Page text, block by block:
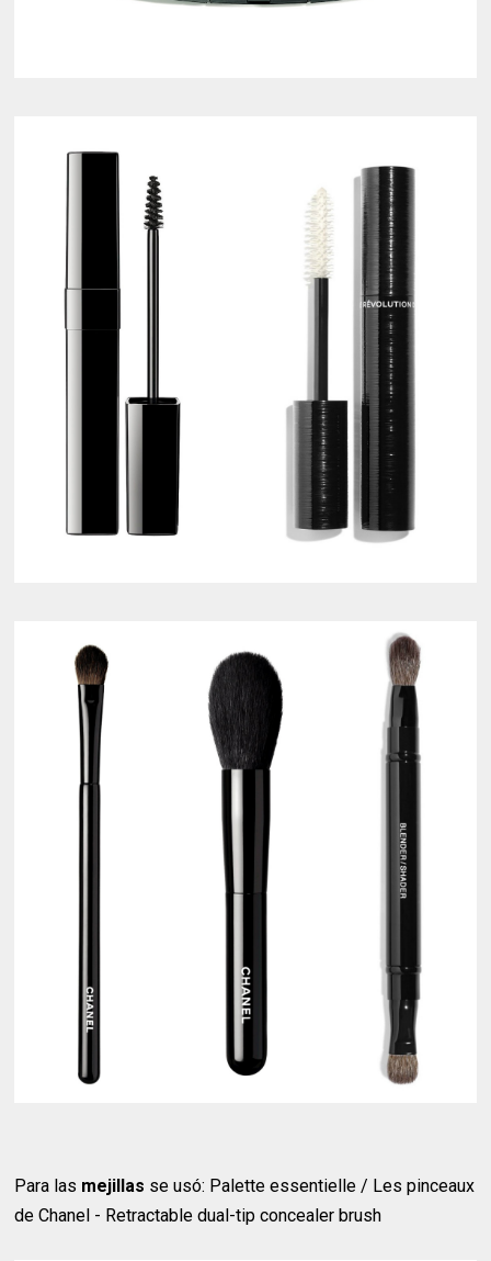
Para las mejillas se usó: Palette essentielle / Les pinceaux
de Chanel - Retractable dual-tip concealer brush